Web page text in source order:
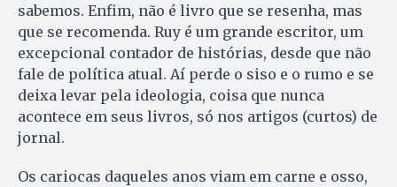
sabemos. Enfim, não é livro que se resenha, mas
que se recomenda. Ruy é um grande escritor, um
excepcional contador de histórias, desde que não
fale de política atual. Aí perde o siso e o rumo e se
deixa levar pela ideologia, coisa que nunca
acontece em seus livros, só nos artigos (curtos) de
jornal.
Os cariocas daqueles anos viam em carne e osso,